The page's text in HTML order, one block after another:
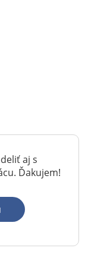
aj s
Ďakujem!